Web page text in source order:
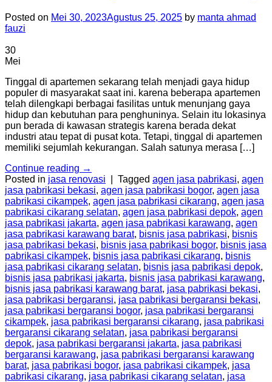
Posted on Mei 30, 2023Agustus 25, 2025 by manta ahmad
fauzi
30
Mei
Tinggal di apartemen sekarang telah menjadi gaya hidup
populer di masyarakat saat ini. karena beberapa apartemen
telah dilengkapi berbagai fasilitas untuk menunjang gaya
hidup dan kebutuhan para penghuninya. Selain itu lokasinya
pun berada di kawasan strategis karena berada dekat
industri atau tepat di pusat kota. Tetapi, tinggal di apartemen
memiliki sejumlah kekurangan. Salah satunya merasa […]
Continue reading →
Posted in jasa renovasi Tagged agen jasa pabrikasi, agen
jasa pabrikasi bekasi, agen jasa pabrikasi bogor, agen jasa
pabrikasi cikampek, agen jasa pabrikasi cikarang, agen jasa
pabrikasi cikarang selatan, agen jasa pabrikasi depok, agen
jasa pabrikasi jakarta, agen jasa pabrikasi karawang, agen
jasa pabrikasi karawang barat, bisnis jasa pabrikasi, bisnis
jasa pabrikasi bekasi, bisnis jasa pabrikasi bogor, bisnis jasa
pabrikasi cikampek, bisnis jasa pabrikasi cikarang, bisnis
jasa pabrikasi cikarang selatan, bisnis jasa pabrikasi depok,
bisnis jasa pabrikasi jakarta, bisnis jasa pabrikasi karawang,
bisnis jasa pabrikasi karawang barat, jasa pabrikasi bekasi,
jasa pabrikasi bergaransi, jasa pabrikasi bergaransi bekasi,
jasa pabrikasi bergaransi bogor, jasa pabrikasi bergaransi
cikampek, jasa pabrikasi bergaransi cikarang, jasa pabrikasi
bergaransi cikarang selatan, jasa pabrikasi bergaransi
depok, jasa pabrikasi bergaransi jakarta, jasa pabrikasi
bergaransi karawang, jasa pabrikasi bergaransi karawang
barat, jasa pabrikasi bogor, jasa pabrikasi cikampek, jasa
pabrikasi cikarang, jasa pabrikasi cikarang selatan, jasa